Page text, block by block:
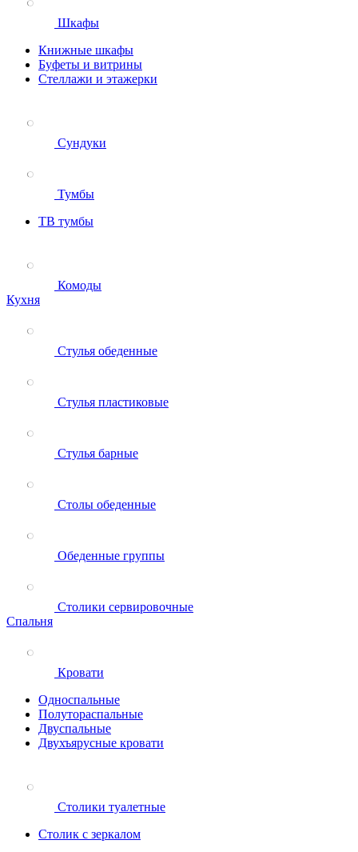
Шкафы
Книжные шкафы
Буфеты и витрины
Стеллажи и этажерки
Сундуки
Тумбы
ТВ тумбы
Комоды
Кухня
Стулья обеденные
Стулья пластиковые
Стулья барные
Столы обеденные
Обеденные группы
Столики сервировочные
Спальня
Кровати
Односпальные
Полутораспальные
Двуспальные
Двухъярусные кровати
Столики туалетные
Столик с зеркалом